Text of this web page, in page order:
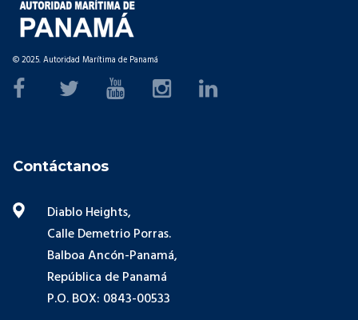
© 2025. Autoridad Marítima de Panamá
Contáctanos
Diablo Heights,
Calle Demetrio Porras.
Balboa Ancón-Panamá,
República de Panamá
P.O. BOX: 0843-00533